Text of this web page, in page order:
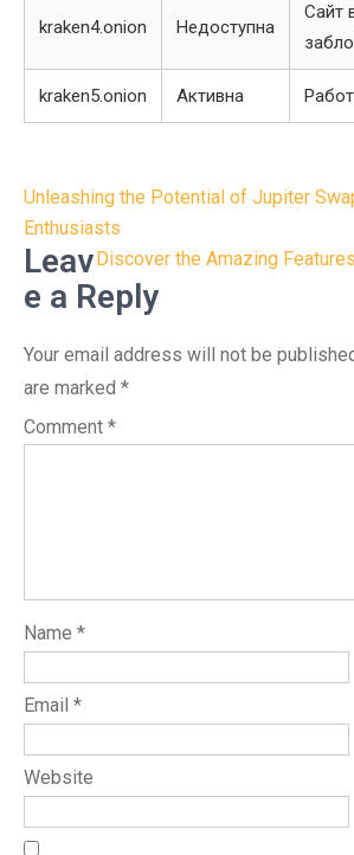
kraken4.onion Недоступна
Сайт
kraken5.onion Активна
Post
navigation
Unleashing the Potential of Jupiter
Enthusiasts
Discover the Amazing
Leav
e a Reply
Your email address will not be
are marked *
Comment *
Name *
Email *
Website